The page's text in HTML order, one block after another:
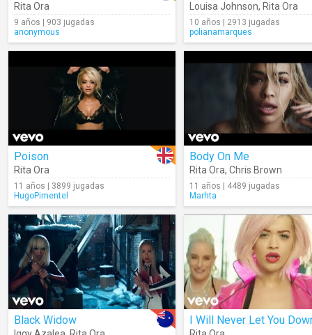
Rita Ora
9 años | 903 jugadas
anonymous
Louisa Johnson, Rita Ora
10 años | 2913 jugadas
polianamarques
Poison
Rita Ora
11 años | 3899 jugadas
HugoPimentel
Body On Me
Rita Ora, Chris Brown
11 años | 4489 jugadas
Marhta
Black Widow I Will Never Let You